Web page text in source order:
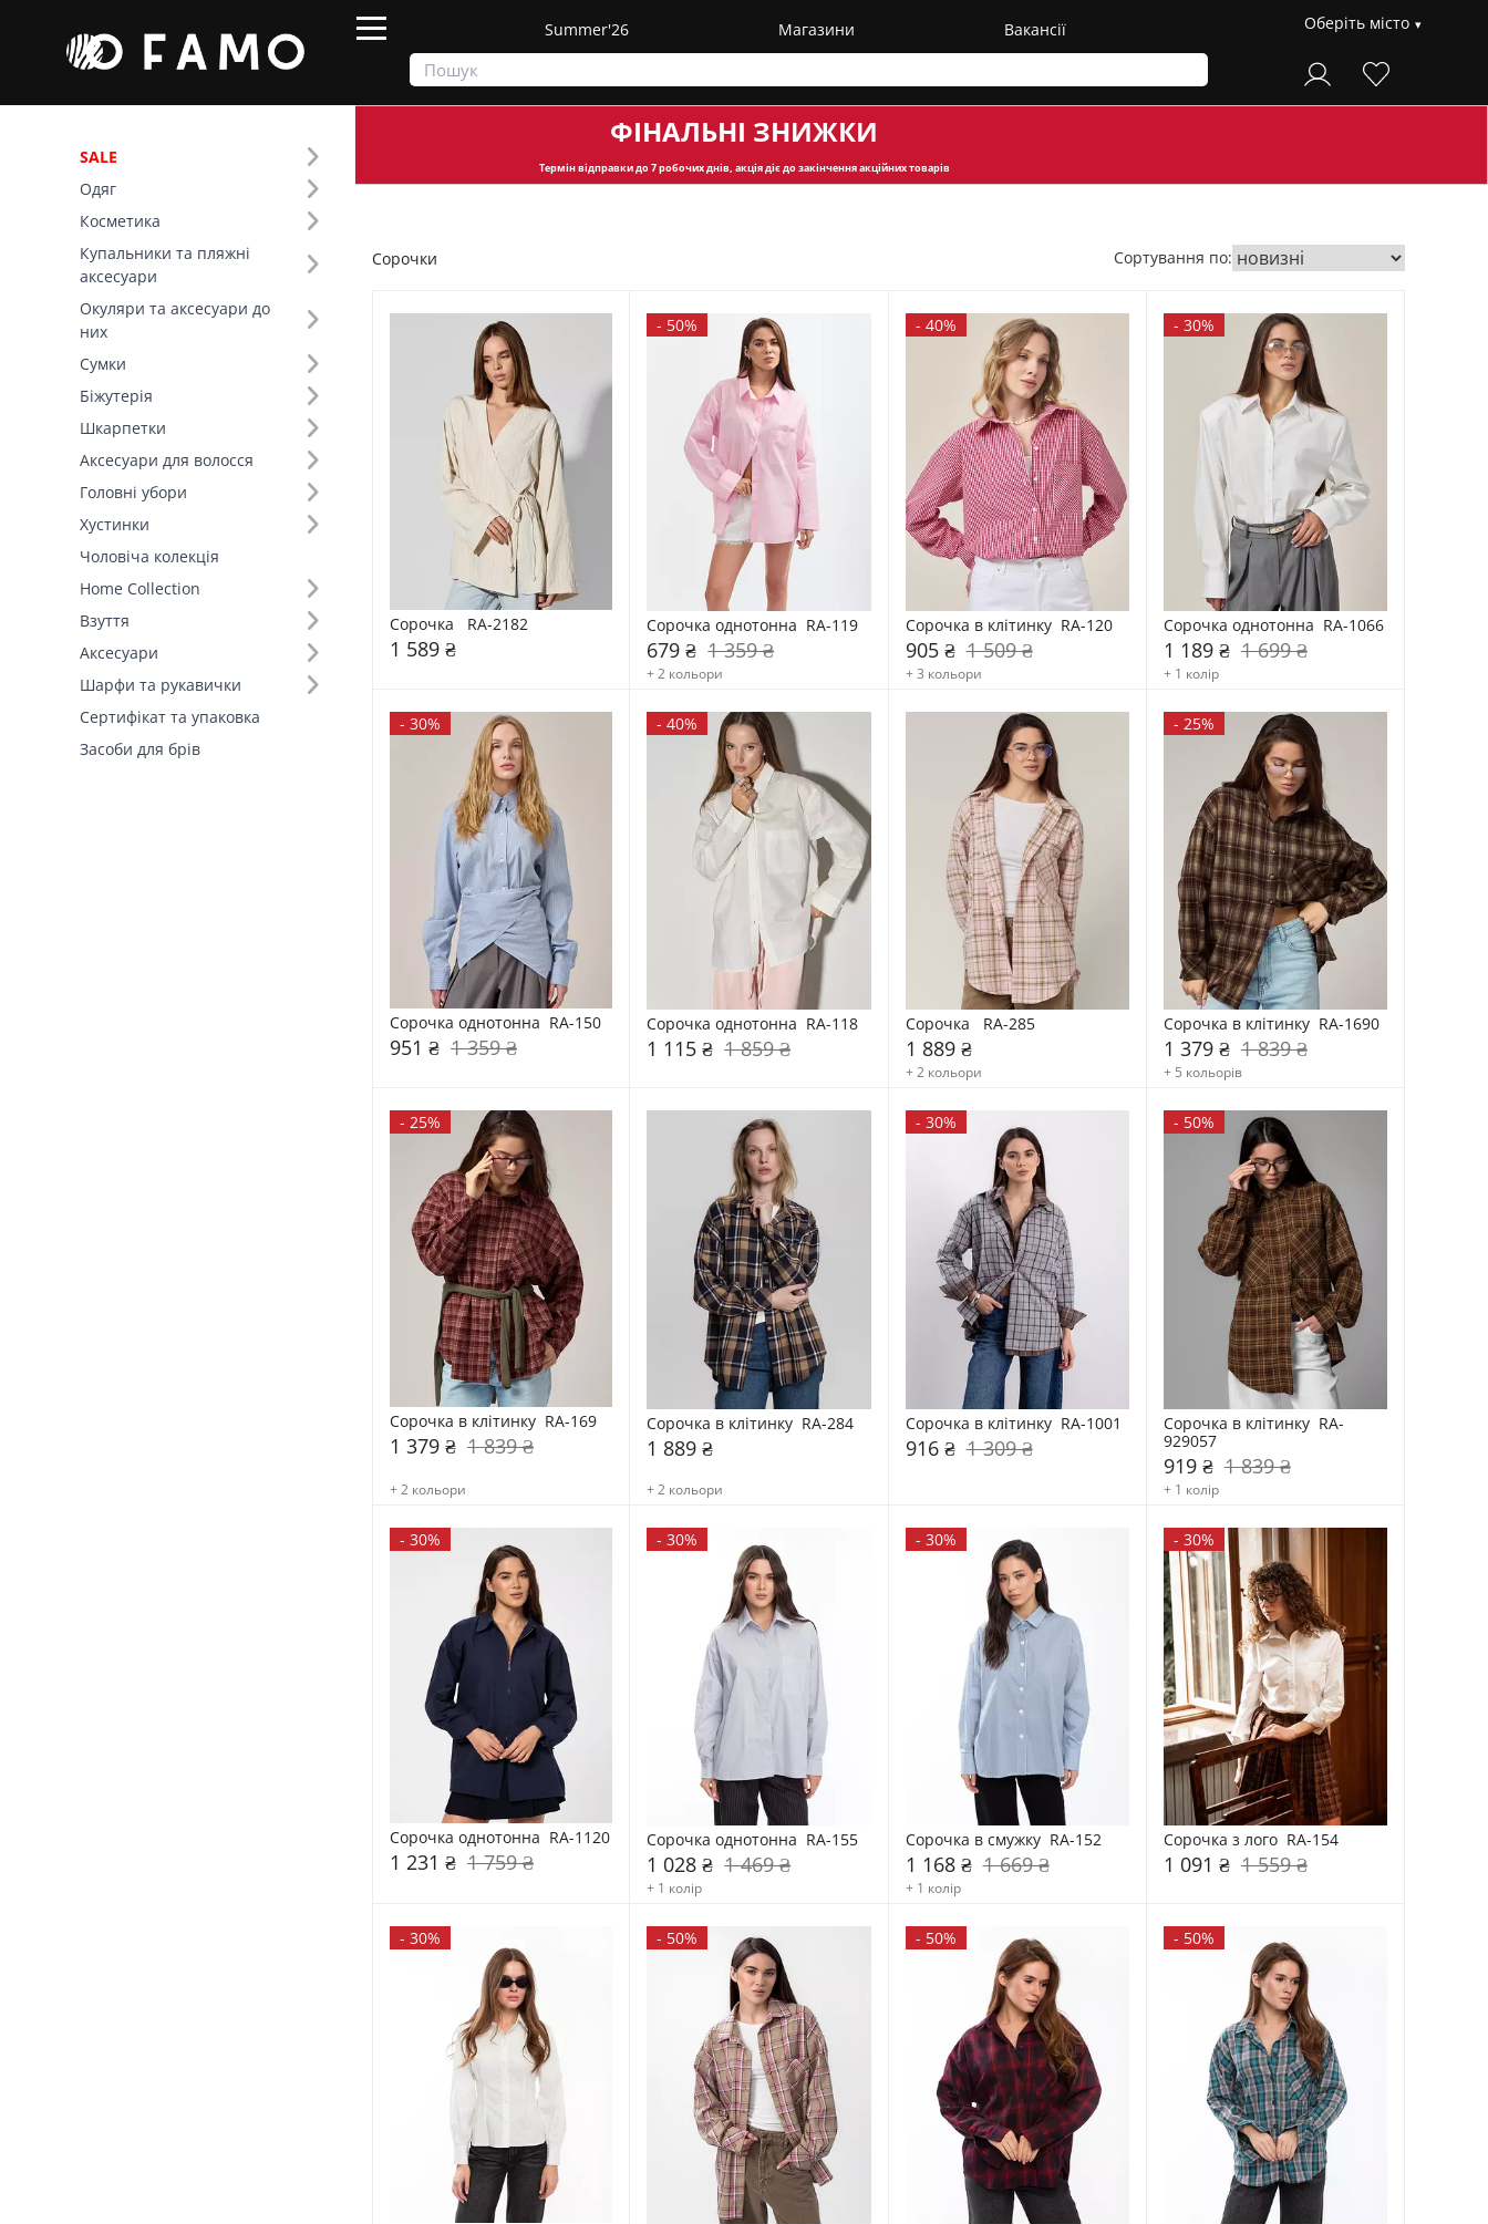
Summer'26 Магазини Вакансії Оберіть місто
SALE
Одяг
Косметика
Купальники та пляжні
аксесуари
Окуляри та аксесуари до
них
Сумки
Біжутерія
Шкарпетки
Аксесуари для волосся
Головні убори
Хустинки
Чоловіча колекція
Home Collection
Взуття
Аксесуари
Шарфи та рукавички
Сертифікат та упаковка
Засоби для брів
ФІНАЛЬНІ ЗНИЖКИ
Термін відправкидо 7 робочих днів, акція діє до закінчення акційних товарів
Сорочки
Фільтр
Ціна
SALE
Розмір (7)
Основний колір (12)
Виробник (1)
FAMO, власне виробництво (17)
Сорочки Сортування по:
Сорочка   RA-2182
1 589 ₴
- 50%
Сорочка однотонна  RA-119
679 ₴ 1 359 ₴
+ 2 кольори
- 40%
Сорочка в клітинку  RA-120
905 ₴ 1 509 ₴
+ 3 кольори
- 30%
Сорочка однотонна  RA-1066
1 189 ₴ 1 699 ₴
+ 1 колір
- 30%
Сорочка однотонна  RA-150
951 ₴ 1 359 ₴
-40%
Сорочка однотонна  RA-118
1 115 ₴ 1 859 ₴
Сорочка   RA-285
1 889 ₴
+ 2 кольори
- 25%
Сорочка в клітинку  RA-1690
1 379 ₴ 1 839 ₴
+ 5 кольорів
- 25%
Сорочка в клітинку  RA-169
1 379 ₴ 1 839 ₴
+ 2 кольори
Сорочка в клітинку  RA-284
1 889 ₴
+ 2 кольори
- 30%
Сорочка в клітинку  RA-1001
916 ₴ 1 309 ₴
- 50%
Сорочка в клітинку  RA-
929057
919 ₴ 1 839 ₴
+ 1 колір
- 30%
Сорочка однотонна  RA-1120
1 231 ₴ 1 759 ₴
-30%
Сорочка однотонна  RA-155
1 028 ₴ 1 469 ₴
+ 1 колір
- 30%
Сорочка в смужку  RA-152
1 168 ₴ 1 669 ₴
+ 1 колір
- 30%
Сорочка з лого  RA-154
1 091 ₴ 1 559 ₴
- 30% - 50% - 50% - 50%